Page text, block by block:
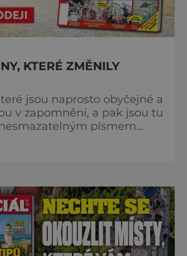
KTERÉ ZMĚNILY
jsou naprosto obyčejné a
v zapomnění, a pak jsou tu
písmem
objevu nebo děsivé
pronáší Gaius Julius
vě